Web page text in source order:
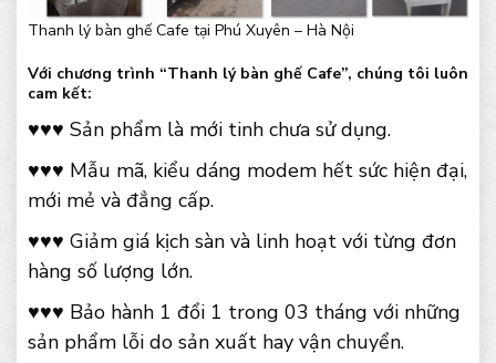
Thanh lý bàn ghế Cafe tại Phú Xuyên – Hà Nội
Với chương trình “Thanh lý bàn ghế Cafe”, chúng tôi luôn
cam kết:
♥♥♥ Sản phẩm là mới tinh chưa sử dụng.
♥♥♥ Mẫu mã, kiểu dáng modem hết sức hiện đại,
mới mẻ và đẳng cấp.
♥♥♥ Giảm giá kịch sàn và linh hoạt với từng đơn
hàng số lượng lớn.
♥♥♥ Bảo hành 1 đổi 1 trong 03 tháng với những
sản phẩm lỗi do sản xuất hay vận chuyển.